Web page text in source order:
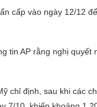
cấp vào ngày 12/12
tin AP rằng nghị
chỉ định, sau khi các